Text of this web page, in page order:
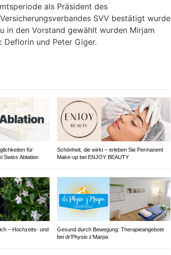
als Präsident des
SVV bestätigt wurde
in den Vorstand gewählt wurden Mirjam
Deflorin und Peter Giger.
für
Swiss Ablation
Schönheit, die wirkt – erleben Sie Permanent
Make-up bei ENJOY BEAUTY
– Hochzeits- und
Gesund durch Bewegung: Therapieangebote
bei dr’Physio z’Marpa